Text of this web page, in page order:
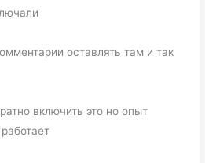
оставлять там и так
включить это но опыт